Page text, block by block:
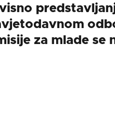
za mlade se